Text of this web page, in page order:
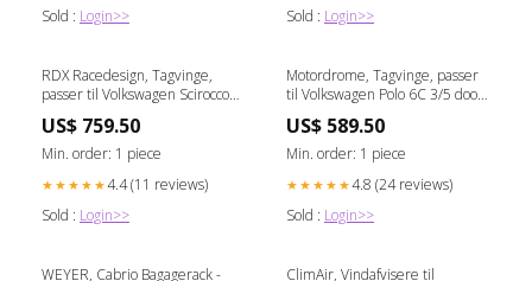
Sold : Login>>
Sold : Login>>
RDX Racedesign, Tagvinge,
passer til Volkswagen Scirocco
US$ 759.50
Min. order: 1 piece
★★★★★4.4 (11 reviews)
Sold : Login>>
Motordrome, Tagvinge, passer
til Volkswagen Polo 6C 3/5 doors
US$ 589.50
Min. order: 1 piece
★★★★★4.8 (24 reviews)
Sold : Login>>
WEYER, Cabrio Bagagerack -
ClimAir, Vindafvisere til